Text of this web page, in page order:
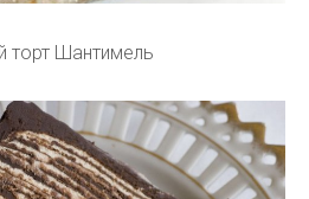
торт Шантимель